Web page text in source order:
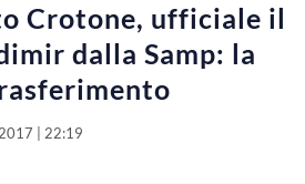
Crotone, ufficiale il
dalla Samp: la
| 22:19